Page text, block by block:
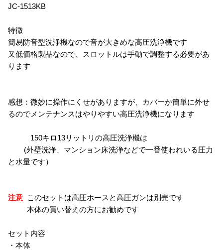
JC-1513KB
特徴
簡易防音型洗浄機なので音が大きめな高圧洗浄機です
又低価格製品なので、スロットルは手動で調整する必要があ
ります
感想：微妙に操作にくせがありますが、カバーか簡単に外せ
るのでメンテナンスはやりやすい高圧洗浄機になります
150キロ13リットリの高圧洗浄機は
(外壁洗浄、マンション床洗浄などで一番使われいる圧力
と水量です）
注意 このセットは高圧ホースと高圧ガンは別売です
本体の買い替えの方にお勧めです
セット内容
・本体